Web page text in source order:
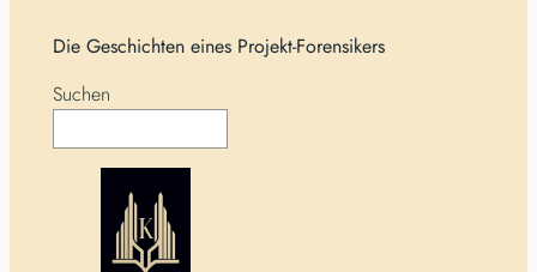
Die Geschichten eines Projekt-Forensikers
Suchen